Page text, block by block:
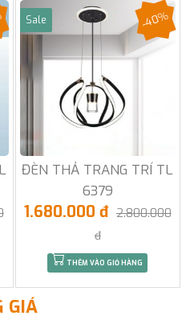
Sale
ĐÈN THẢ TRANG TRÍ TL
6379
-40%
1.680.000 đ 2.800.000
đ
THÊM VÀO GIỎ HÀNG
GIÁ